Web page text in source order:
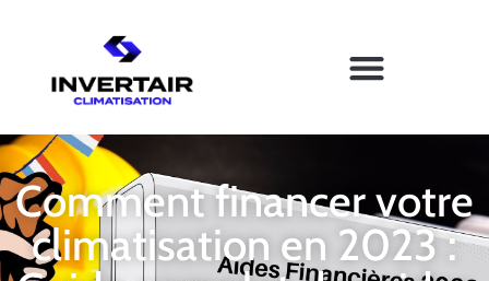
Comment financer votre
climatisation en 2023 :